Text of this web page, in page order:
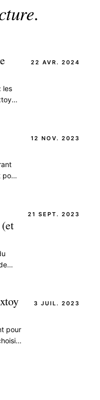
.
les
22 AVR. 2024
pour
12 NOV. 2023
21 SEPT. 2023
pour
3 JUIL. 2023